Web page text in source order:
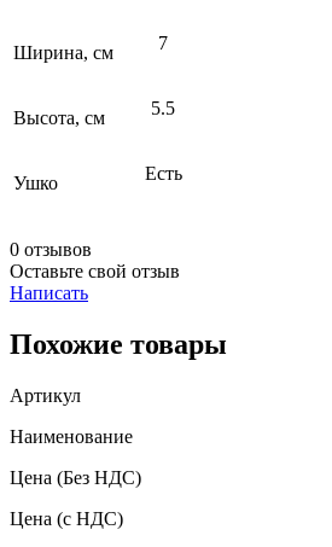
Ширина, см 7
Высота, см 5.5
Ушко Есть
0 отзывов
Оставьте свой отзыв
Написать
Похожие товары
Артикул
Наименование
Цена (Без НДС)
Цена (с НДС)